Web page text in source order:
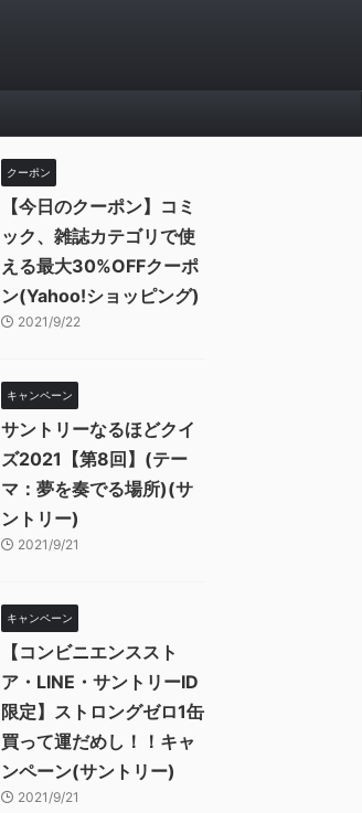
クーポン
【今日のクーポン】コミ
ック、雑誌カテゴリで使
える最大30%OFFクーポ
ン(Yahoo!ショッピング)
2021/9/22
キャンペーン
サントリーなるほどクイ
ズ2021【第8回】(テー
マ：夢を奏でる場所)(サ
ントリー)
2021/9/21
キャンペーン
【コンビニエンススト
ア・LINE・サントリーID
限定】ストロングゼロ1缶
買って運だめし！！キャ
ンペーン(サントリー)
2021/9/21